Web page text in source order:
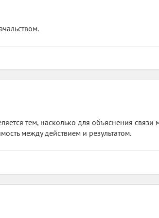
тем, насколько для объяснения
между действием и результатом.